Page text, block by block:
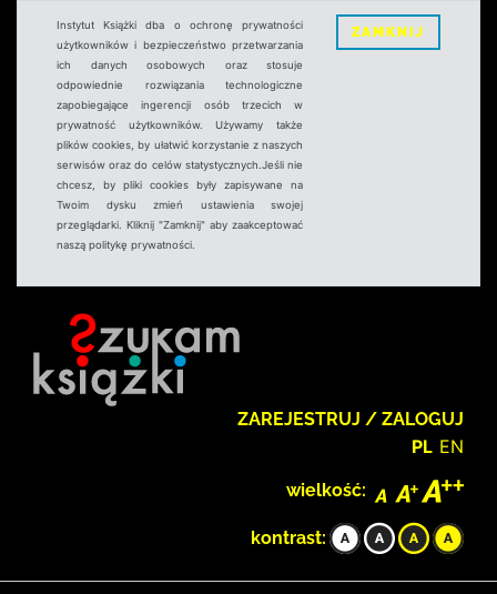
Instytut Książki dba o ochronę prywatności
użytkowników i bezpieczeństwo przetwarzania
ich danych osobowych oraz stosuje
odpowiednie rozwiązania technologiczne
zapobiegające ingerencji osób trzecich w
prywatność użytkowników. Używamy także
plików cookies, by ułatwić korzystanie z naszych
serwisów oraz do celów statystycznych.Jeśli nie
chcesz, by pliki cookies były zapisywane na
Twoim dysku zmień ustawienia swojej
przeglądarki. Kliknij "Zamknij" aby zaakceptować
naszą politykę prywatności.
ZAMKNIJ
ZAREJESTRUJ / ZALOGUJ
PL EN
wielkość:
kontrast: